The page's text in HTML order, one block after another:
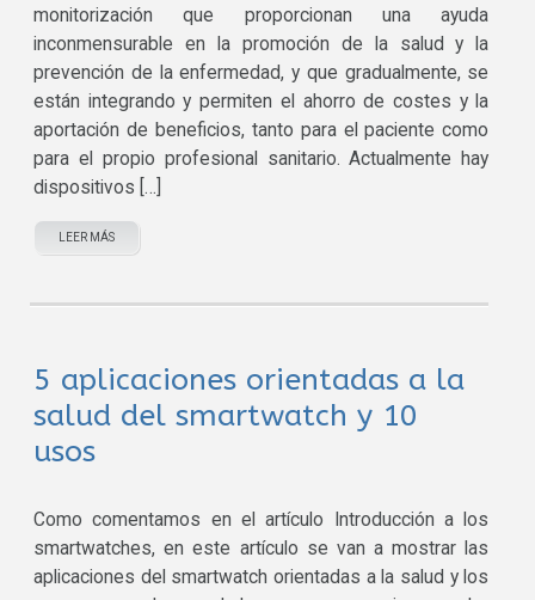
monitorización que proporcionan una ayuda
inconmensurable en la promoción de la salud y la
prevención de la enfermedad, y que gradualmente, se
están integrando y permiten el ahorro de costes y la
aportación de beneficios, tanto para el paciente como
para el propio profesional sanitario. Actualmente hay
dispositivos […]
LEER MÁS
5 aplicaciones orientadas a la
salud del smartwatch y 10
usos
Como comentamos en el artículo Introducción a los
smartwatches, en este artículo se van a mostrar las
aplicaciones del smartwatch orientadas a la salud y los